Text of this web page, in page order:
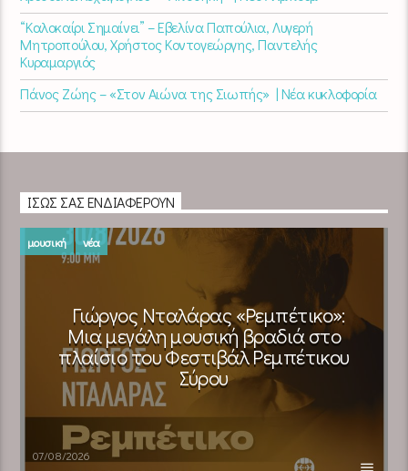
“Καλοκαίρι Σημαίνει” – Εβελίνα Παπούλια, Λυγερή
Μητροπούλου, Χρήστος Κοντογεώργης, Παντελής
Κυραμαργιός
Πάνος Ζώης – «Στον Αιώνα της Σιωπής» | Νέα κυκλοφορία
ΊΣΩΣ ΣΑΣ ΕΝΔΙΑΦΈΡΟΥΝ
μουσική νέα
Γιώργος Νταλάρας «Ρεμπέτικο»:
Μια μεγάλη μουσική βραδιά στο
πλαίσιο του Φεστιβάλ Ρεμπέτικου
Σύρου
07/08/2026